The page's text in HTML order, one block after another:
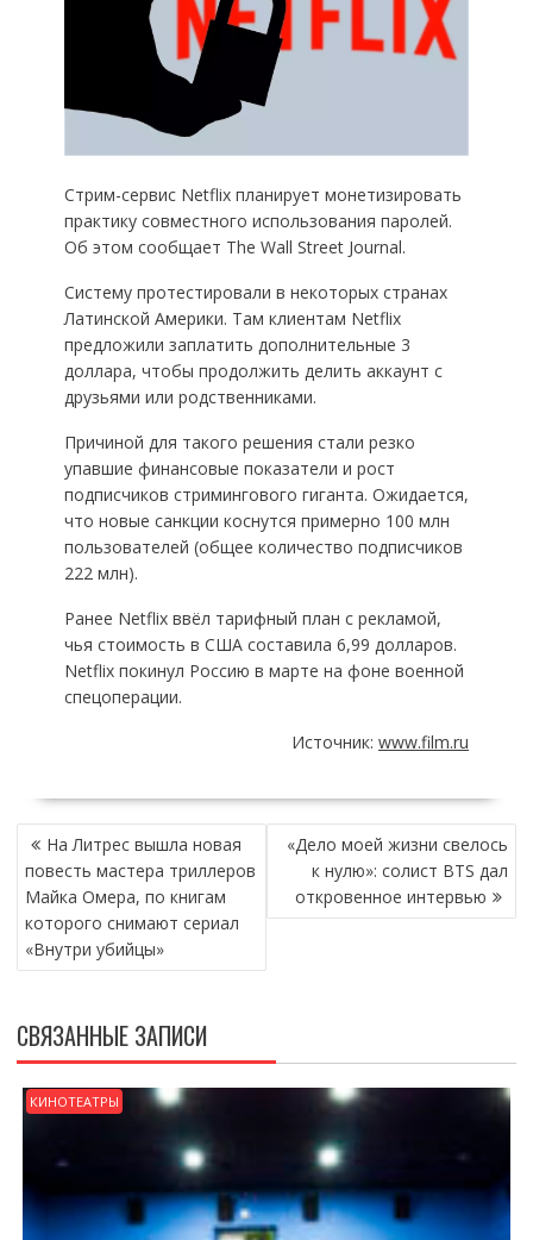
Стрим-сервис Netflix планирует монетизировать
практику совместного использования паролей.
Об этом сообщает The Wall Street Journal.
Систему протестировали в некоторых странах
Латинской Америки. Там клиентам Netflix
предложили заплатить дополнительные 3
доллара, чтобы продолжить делить аккаунт с
друзьями или родственниками.
Причиной для такого решения стали резко
упавшие финансовые показатели и рост
подписчиков стримингового гиганта. Ожидается,
что новые санкции коснутся примерно 100 млн
пользователей (общее количество подписчиков
222 млн).
Ранее Netflix ввёл тарифный план с рекламой,
чья стоимость в США составила 6,99 долларов.
Netflix покинул Россию в марте на фоне военной
спецоперации.
Источник:www.film.ru
НАВИГАЦИЯ
ПО
ЗАПИСЯМ
На Литрес вышла новая
повесть мастера триллеров
Майка Омера, по книгам
которого снимают сериал
«Внутри убийцы»
«Дело моей жизни свелось
к нулю»: солист BTS дал
откровенное интервью
СВЯЗАННЫЕ ЗАПИСИ
КИНОТЕАТРЫ